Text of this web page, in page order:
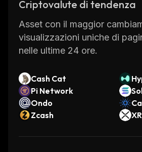
Criptovalute di tendenza
Asset con il maggior
visualizzazioni uniche di
nelle ultime 24 ore.
Cash Cat
Pi Network
Ondo
Zcash